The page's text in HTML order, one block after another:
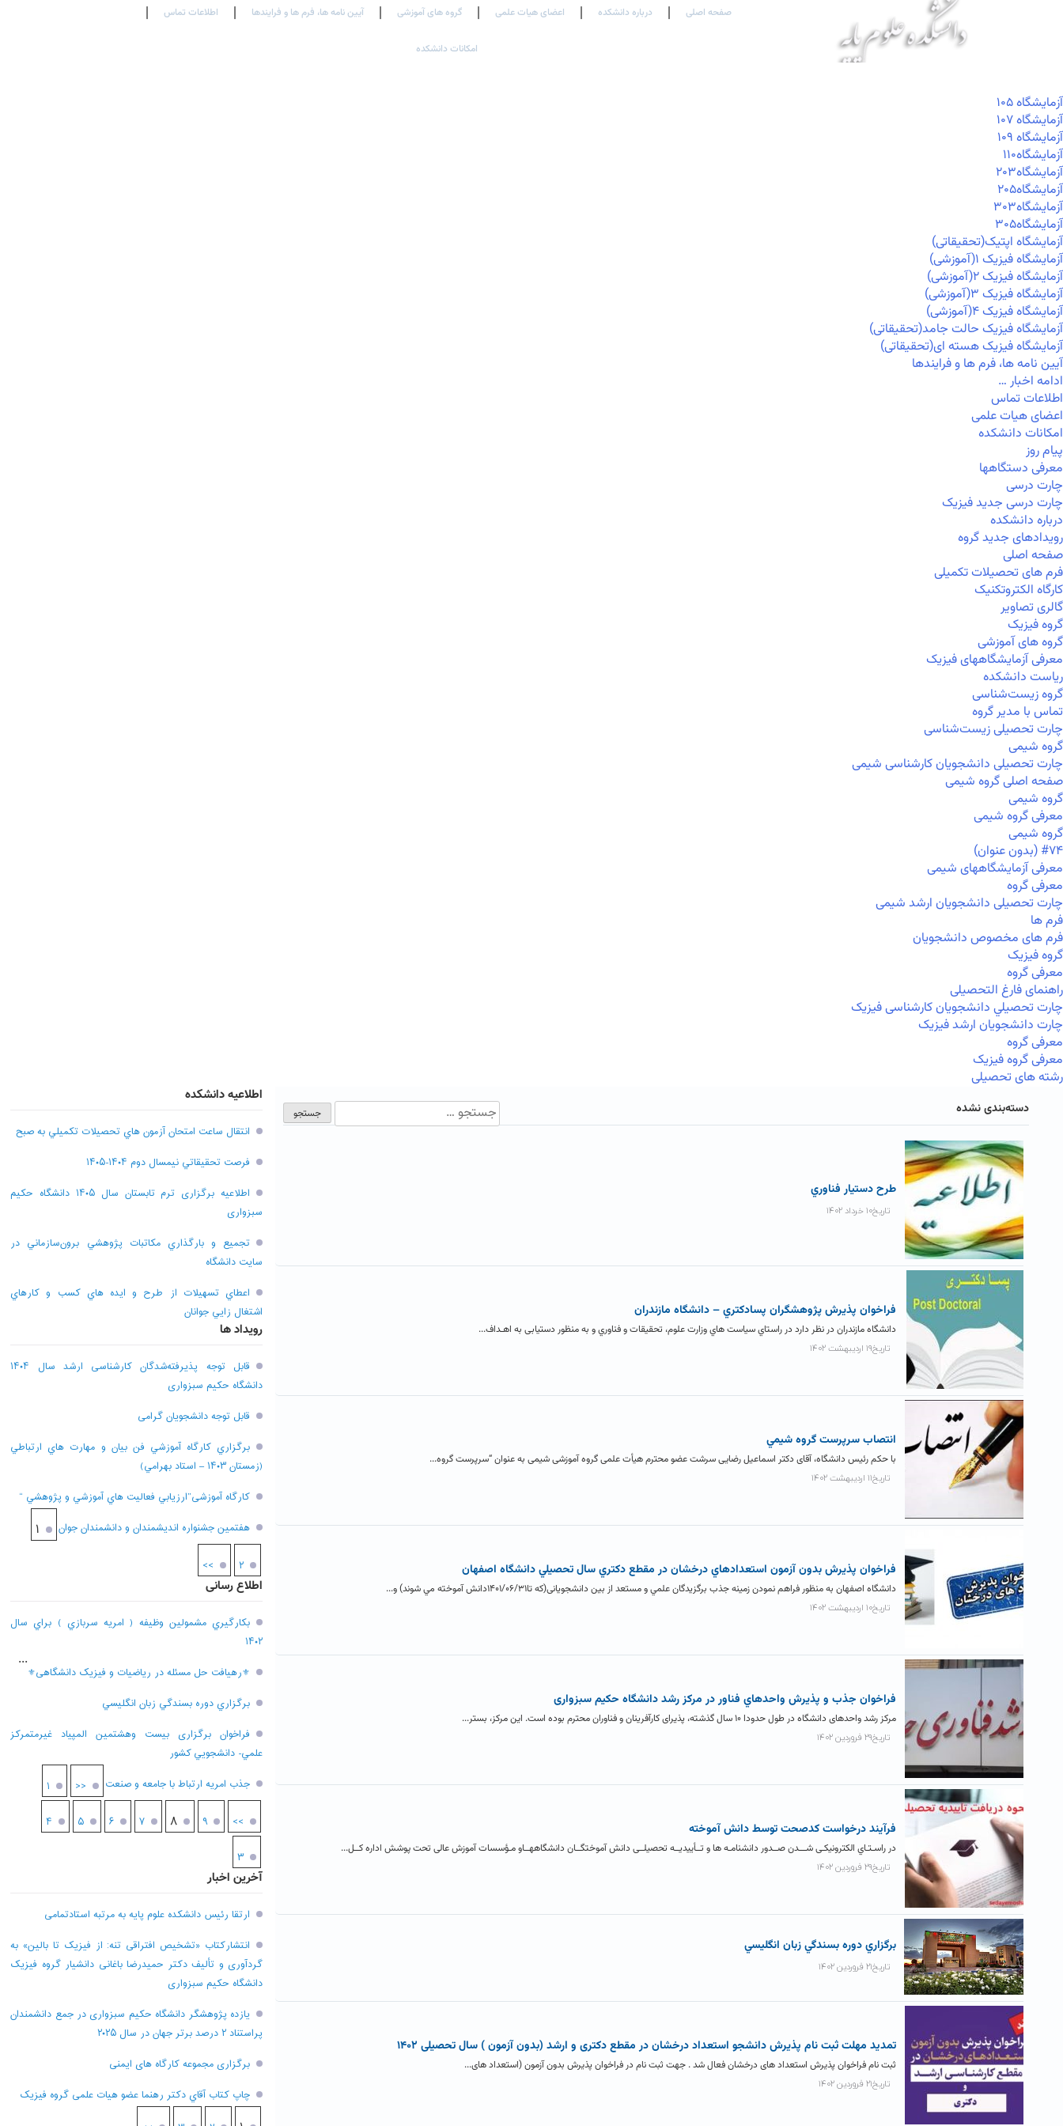
صفحه اصلی درباره دانشکده اعضای هیات علمی گروه های آموزشی آیین نامه ها، فرم ها و فرایندها اطلاعات تماس
امکانات دانشکده
آزمايشگاه ۱۰۵
آزمايشگاه ۱۰۷
آزمايشگاه ۱۰۹
آزمايشگاه۱۱۰
آزمايشگاه۲۰۳
آزمايشگاه۲۰۵
آزمايشگاه۳۰۳
آزمايشگاه۳۰۵
آزمایشگاه اپتیک(تحقیقاتی)
آزمایشگاه فیزیک ۱(آموزشی)
آزمایشگاه فیزیک ۲(آموزشی)
آزمایشگاه فیزیک ۳(آموزشی)
آزمایشگاه فیزیک ۴(آموزشی)
آزمایشگاه فیزیک حالت جامد(تحقیقاتی)
آزمایشگاه فیزیک هسته ای(تحقیقاتی)
آیین نامه ها، فرم ها و فرایندها
ادامه اخبار …
اطلاعات تماس
اعضای هیات علمی
امکانات دانشکده
پیام روز
معرفی دستگاهها
چارت درسی
چارت درسی جدید فیزیک
درباره دانشکده
رویدادهای جدید گروه
صفحه اصلی
فرم های تحصیلات تکمیلی
کارگاه الکتروتکنیک
گالری تصاویر
گروه فیزیک
گروه های آموزشی
معرفی آزمایشگاههای فیزیک
ریاست دانشکده
گروه زیست‌شناسی
تماس با مدیر گروه
چارت تحصیلی زیست‌شناسی
گروه شیمی
چارت تحصیلی دانشجویان کارشناسی شیمی
صفحه اصلی گروه شیمی
گروه شیمی
معرفی گروه شیمی
گروه شیمی
#۷۴ (بدون عنوان)
معرفی آزمایشگاههای شیمی
معرفی گروه
چارت تحصیلی دانشجویان ارشد شیمی
فرم ها
فرم های مخصوص دانشجویان
گروه فیزیک
معرفی گروه
راهنمای فارغ التحصیلی
چارت تحصيلي دانشجویان کارشناسی فیزیک
چارت دانشجویان ارشد فیزیک
معرفی گروه
معرفی گروه فیزیک
رشته های تحصیلی
دسته‌بندی نشده
طرح دستيار فناوري
تاریخ۱۰ خرداد ۱۴۰۲
فراخوان پذيرش پژوهشگران پسادکتري – دانشگاه مازندران
دانشگاه مازندران در نظر دارد در راستاي سیاست هاي وزارت علوم، تحقیقات و فناوري و به منظور دستیابی به اهـداف...
تاریخ۱۹ اردیبهشت ۱۴۰۲
انتصاب سرپرست گروه شيمي
با حکم رئیس دانشگاه، آقای دکتر اسماعیل رضایی سرشت عضو محترم هیأت علمی گروه آموزشی شیمی به عنوان “سرپرست گروه...
تاریخ۱۱ اردیبهشت ۱۴۰۲
فراخوان پذيرش بدون آزمون استعدادهاي درخشان در مقطع دکتري سال تحصيلي دانشگاه اصفهان
دانشگاه اصفهان به منظور فراهم نمودن زمينه جذب برگزيدگان علمي و مستعد از بين دانشجويانی(که تا۱۴۰۱/۰۶/۳۱دانش آموخته مي شوند) و...
تاریخ۱۰ اردیبهشت ۱۴۰۲
فراخوان جذب و پذيرش واحدهاي فناور در مرکز رشد دانشگاه حکیم سبزواری
مرکز رشد واحدهای دانشگاه در طول حدودا ۱۰ سال گذشته، پذیرای کارآفرینان و فناوران محترم بوده است. این مرکز، بستر...
تاریخ۲۹ فروردین ۱۴۰۲
فرآيند درخواست کدصحت توسط دانش آموخته
در راسـتـاي الکترونیکـی شـــدن صــدور دانشنامـه ها و تــأییدیــه تحصیلــی دانش آموختگــان دانشگاههــاو مـؤسسات آموزش عالی تحت پوشش اداره کــل...
تاریخ۲۹ فروردین ۱۴۰۲
برگزاري دوره بسندگي زبان انگليسي
تاریخ۲۱ فروردین ۱۴۰۲
تمدید مهلت ثبت نام پذیرش دانشجو استعداد درخشان در مقطع دکتری و ارشد (بدون آزمون ) سال تحصیلی ۱۴۰۲
ثبت نام فراخوان پذیرش استعداد های درخشان فعال شد . جهت ثبت نام در فراخوان پذیرش بدون آزمون (استعداد های...
تاریخ۲۱ فروردین ۱۴۰۲
اطلاعیه دانشکده
انتقال ساعت امتحان آزمون هاي تحصيلات تکميلي به صبح
فرصت تحقيقاتي نیمسال دوم ۱۴۰۴-۱۴۰۵
اطلاعیه برگزاری ترم تابستان سال ۱۴۰۵ دانشگاه حکیم
سبزواری
تجميع و بارگذاري مکاتبات پژوهشي برون‌سازماني در
سايت دانشگاه
اعطاي تسهيلات از طرح و ايده هاي کسب و کارهاي
اشتغال زايي جوانان
رویداد ها
قابل توجه پذیرفته‌شدگان کارشناسی ارشد سال ۱۴۰۴
دانشگاه حکیم سبزواری
قابل توجه دانشجویان گرامی
برگزاري کارگاه آموزشي فن بيان و مهارت هاي ارتباطي
(زمستان ۱۴۰۳ – استاد بهرامي)
کارگاه آموزشی”ارزيابي فعاليت هاي آموزشي و پژوهشي “
هفتمين جشنواره انديشمندان و دانشمندان جوان
۱
۲ >>
اطلاع رسانی
بکارگيري مشمولين وظيفه ( امريه سربازي ) براي سال
۱۴۰۲
⚜رهیافت حل مسئله در ریاضیات و فیزیک دانشگاهی⚜
برگزاري دوره بسندگي زبان انگليسي
فراخوان برگزاری بيست وهشتمين المپياد غيرمتمركز
علمي- دانشجويي كشور
جذب امریه ارتباط با جامعه و صنعت
<< ۱
...
۳
۴ ۵ ۶ ۷ ۸ ۹ >>
آخرین اخبار
ارتقا رئیس دانشکده علوم پایه به مرتبه استادتمامی
انتشارکتاب «تشخیص افتراقی تنه: از فیزیک تا بالین» به
گردآوری و تألیف دکتر حمیدرضا باغانی دانشیار گروه فیزیک
دانشگاه حکیم سبزواری
یازده پژوهشگر دانشگاه حکیم سبزواری در جمع دانشمندان
پراستناد ۲ درصد برتر جهان در سال ۲۰۲۵
برگزاری مجموعه کارگاه های ایمنی
چاپ کتاب آقاي دکتر رهنما عضو هیات علمی گروه فیزیک